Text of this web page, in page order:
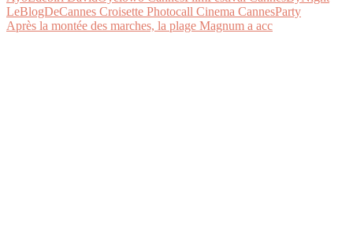
Après la montée des marches, la plage Magnum a acc